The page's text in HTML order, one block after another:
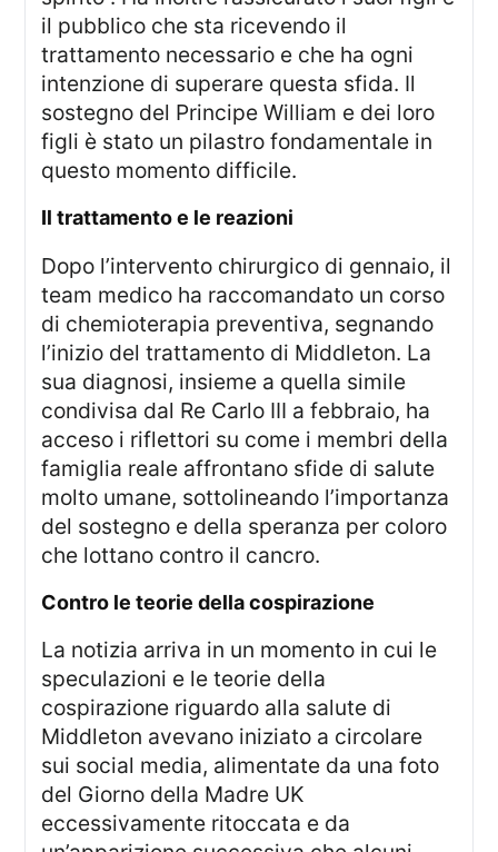
il pubblico che sta ricevendo il
trattamento necessario e che ha ogni
intenzione di superare questa sfida. Il
sostegno del Principe William e dei loro
figli è stato un pilastro fondamentale in
questo momento difficile.
il trattamento e le reazioni
Dopo l’intervento chirurgico di gennaio, il
team medico ha raccomandato un corso
di chemioterapia preventiva, segnando
l’inizio del trattamento di Middleton. La
sua diagnosi, insieme a quella simile
condivisa dal Re Carlo III a febbraio, ha
acceso i riflettori su come i membri della
famiglia reale affrontano sfide di salute
molto umane, sottolineando l’importanza
del sostegno e della speranza per coloro
che lottano contro il cancro.
contro le teorie della cospirazione
La notizia arriva in un momento in cui le
speculazioni e le teorie della
cospirazione riguardo alla salute di
Middleton avevano iniziato a circolare
sui social media, alimentate da una foto
del Giorno della Madre UK
eccessivamente ritoccata e da